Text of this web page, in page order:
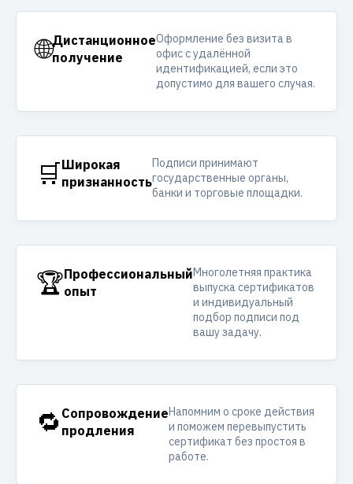
🌐Дистанционное
получение
Оформление без визита в
офис с удалённой
идентификацией, если это
допустимо для вашего случая.
🛒Широкая
признанность
Подписи принимают
государственные органы,
банки и торговые площадки.
🏆Профессиональный
опыт
Многолетняя практика
выпуска сертификатов
и индивидуальный
подбор подписи под
вашу задачу.
🔁 Сопровождение
продления
Напомним о сроке действия
и поможем перевыпустить
сертификат без простоя в
работе.